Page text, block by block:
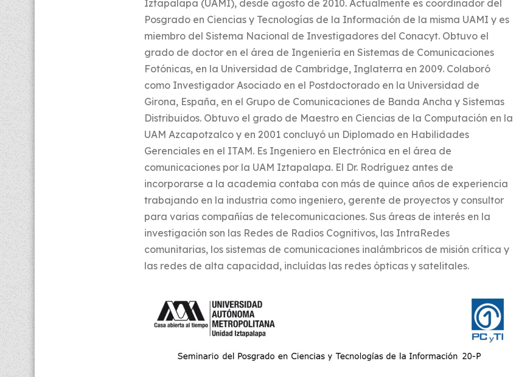
Iztapalapa (UAMI), desde agosto de 2010. Actualmente es coordinador del
Posgrado en Ciencias y Tecnologías de la Información de la misma UAMI y es
miembro del Sistema Nacional de Investigadores del Conacyt. Obtuvo el
grado de doctor en el área de Ingenierí­a en Sistemas de Comunicaciones
Fotónicas, en la Universidad de Cambridge, Inglaterra en 2009. Colaboró
como Investigador Asociado en el Postdoctorado en la Universidad de
Girona, España, en el Grupo de Comunicaciones de Banda Ancha y Sistemas
Distribuidos. Obtuvo el grado de Maestro en Ciencias de la Computación en la
UAM Azcapotzalco y en 2001 concluyó un Diplomado en Habilidades
Gerenciales en el ITAM. Es Ingeniero en Electrónica en el área de
comunicaciones por la UAM Iztapalapa. El Dr. Rodríguez antes de
incorporarse a la academia contaba con más de quince años de experiencia
trabajando en la industria como ingeniero, gerente de proyectos y consultor
para varias compañías de telecomunicaciones. Sus áreas de interés en la
investigación son las Redes de Radios Cognitivos, las IntraRedes
comunitarias, los sistemas de comunicaciones inalámbricos de misión crítica y
las redes de alta capacidad, incluídas las redes ópticas y satelitales.